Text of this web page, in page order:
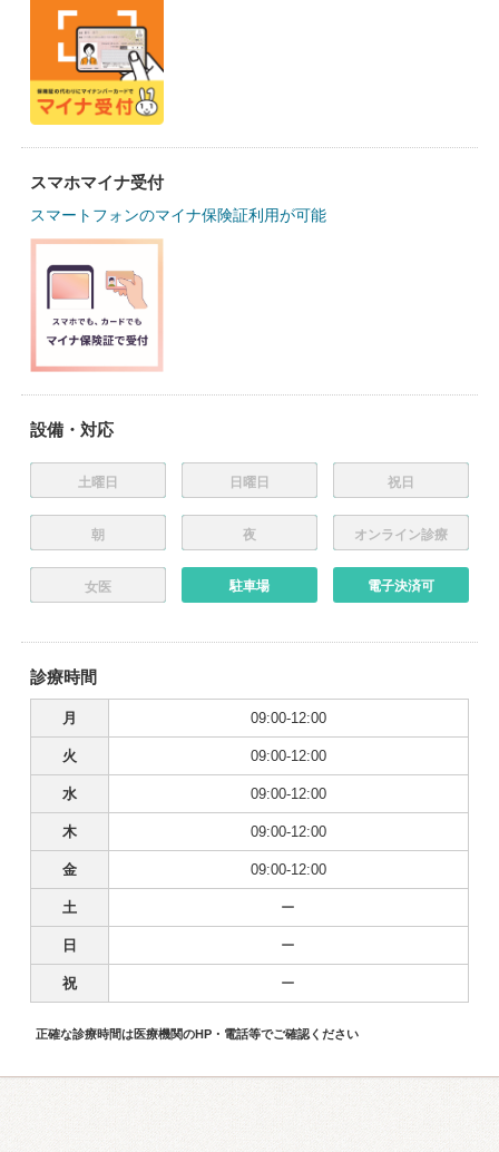
スマホマイナ受付
スマートフォンのマイナ保険証利用が可能
設備・対応
土曜日 日曜日 祝日
朝 夜 オンライン診療
女医 駐車場 電子決済可
診療時間
月 09:00-12:00
火 09:00-12:00
水 09:00-12:00
木 09:00-12:00
金 09:00-12:00
土 ー
日 ー
祝 ー
正確な診療時間は医療機関のHP・電話等でご確認ください